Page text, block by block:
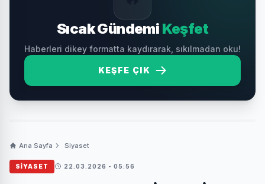
Sıcak Gündemi Keşfet
Haberleri dikey formatta kaydırarak, sıkılmadan oku!
KEŞFE ÇIK
Ana Sayfa Siyaset
SIYASET 22.03.2026 - 05:56